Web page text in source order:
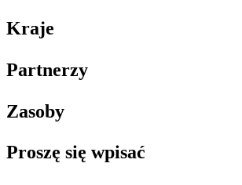
Kraje​​
Partnerzy​​
Zasoby​​
Proszę się wpisać​​